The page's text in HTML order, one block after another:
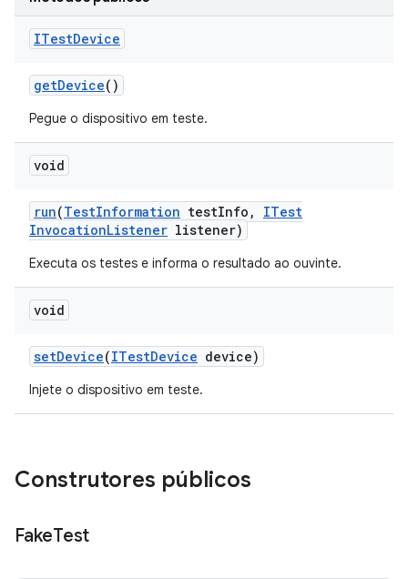
ITestDevice
getDevice()
Pegue o dispositivo em teste.
void
run(TestInformation testInfo ,
ITest
InvocationListener listener)
Executa os testes e informa o resultado ao ouvinte.
void
setDevice(ITestDevice device)
Injete o dispositivo em teste.
Construtores públicos
FakeTest